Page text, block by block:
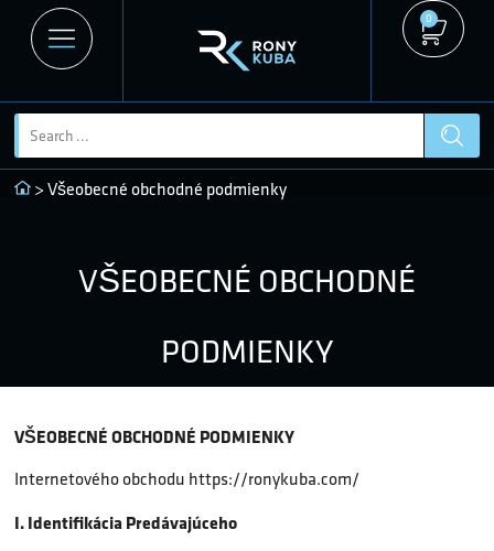
0
> Všeobecné obchodné podmienky
VŠEOBECNÉ OBCHODNÉ
PODMIENKY
VŠEOBECNÉ OBCHODNÉ PODMIENKY
Internetového obchodu https://ronykuba.com/
I. Identifikácia Predávajúceho